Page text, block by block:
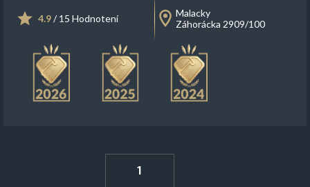
4.9/ 15 Hodnotení
Malacky
Záhorácka 2909/100
1